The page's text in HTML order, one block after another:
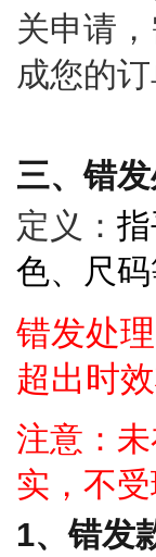
关申请
成您的
三、错
定义：
色、尺码
错发处
超出时
注意：
实，不受
1、错发